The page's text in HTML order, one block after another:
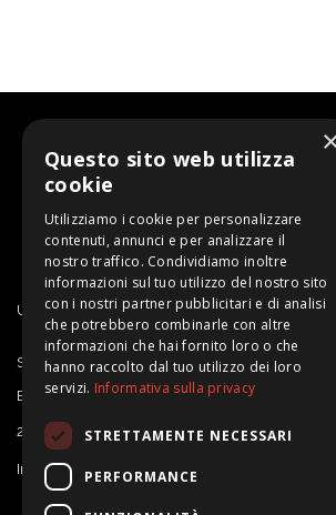
Un progetto di SARDEGNA RICERCHE
Sardegna Ricerche | Sportello Proprietà
E-mail: ipdesk@sardegnaricerche.it
2025 Sardegna Ricerche
Informativa Privacy e Note Legali
Questo sito web utilizza
cookie
Utilizziamo i cookie per personalizzare
contenuti, annunci e per analizzare il
nostro traffico. Condividiamo inoltre
informazioni sul tuo utilizzo del nostro sito
con i nostri partner pubblicitari e di analisi
che potrebbero combinarle con altre
informazioni che hai fornito loro o che
hanno raccolto dal tuo utilizzo dei loro
servizi. Informativa sulla privacy
STRETTAMENTE NECESSARI
PERFORMANCE